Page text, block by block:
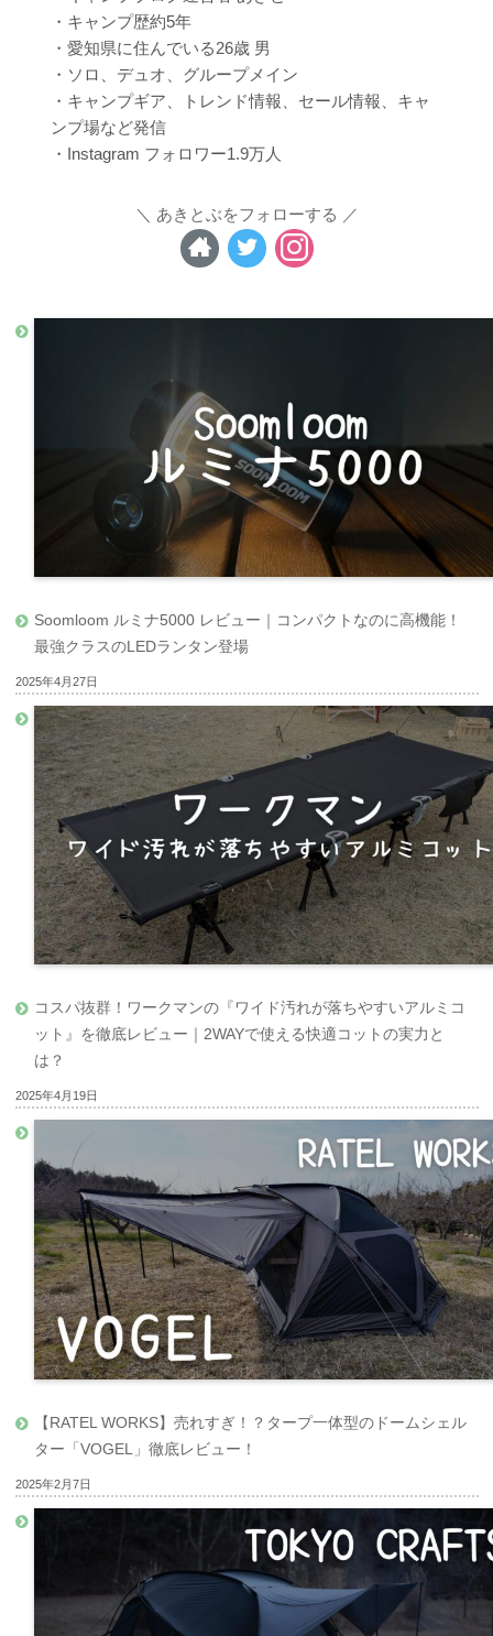
・キャンプ歴約5年
・愛知県に住んでいる26歳 男
・ソロ、デュオ、グループメイン
・キャンプギア、トレンド情報、セール情報、キャ
ンプ場など発信
・Instagram フォロワー1.9万人
あきとぶをフォローする
Soomloom ルミナ5000 レビュー｜コンパクトなのに高機能！
最強クラスのLEDランタン登場
2025年4月27日
コスパ抜群！ワークマンの『ワイド汚れが落ちやすいアルミコ
ット』を徹底レビュー｜2WAYで使える快適コットの実力と
は？
2025年4月19日
【RATEL WORKS】売れすぎ！？タープ一体型のドームシェル
ター「VOGEL」徹底レビュー！
2025年2月7日